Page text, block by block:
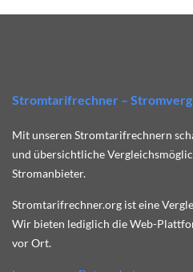
Stromtarifrechner –
Mit unseren Stromtarifrechnern
und übersichtliche
Stromanbieter.
Stromtarifrechner.org ist eine
Wir bieten lediglich die Web-
vor Ort.